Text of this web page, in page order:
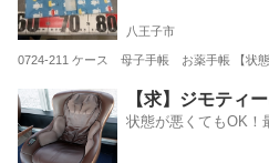
八王子市
0724-211 ケース 母子手帳 お薬手帳 【状態
東京 八王子市 マタニティ用品
【求】ジモティ
状態が悪くてもOK！